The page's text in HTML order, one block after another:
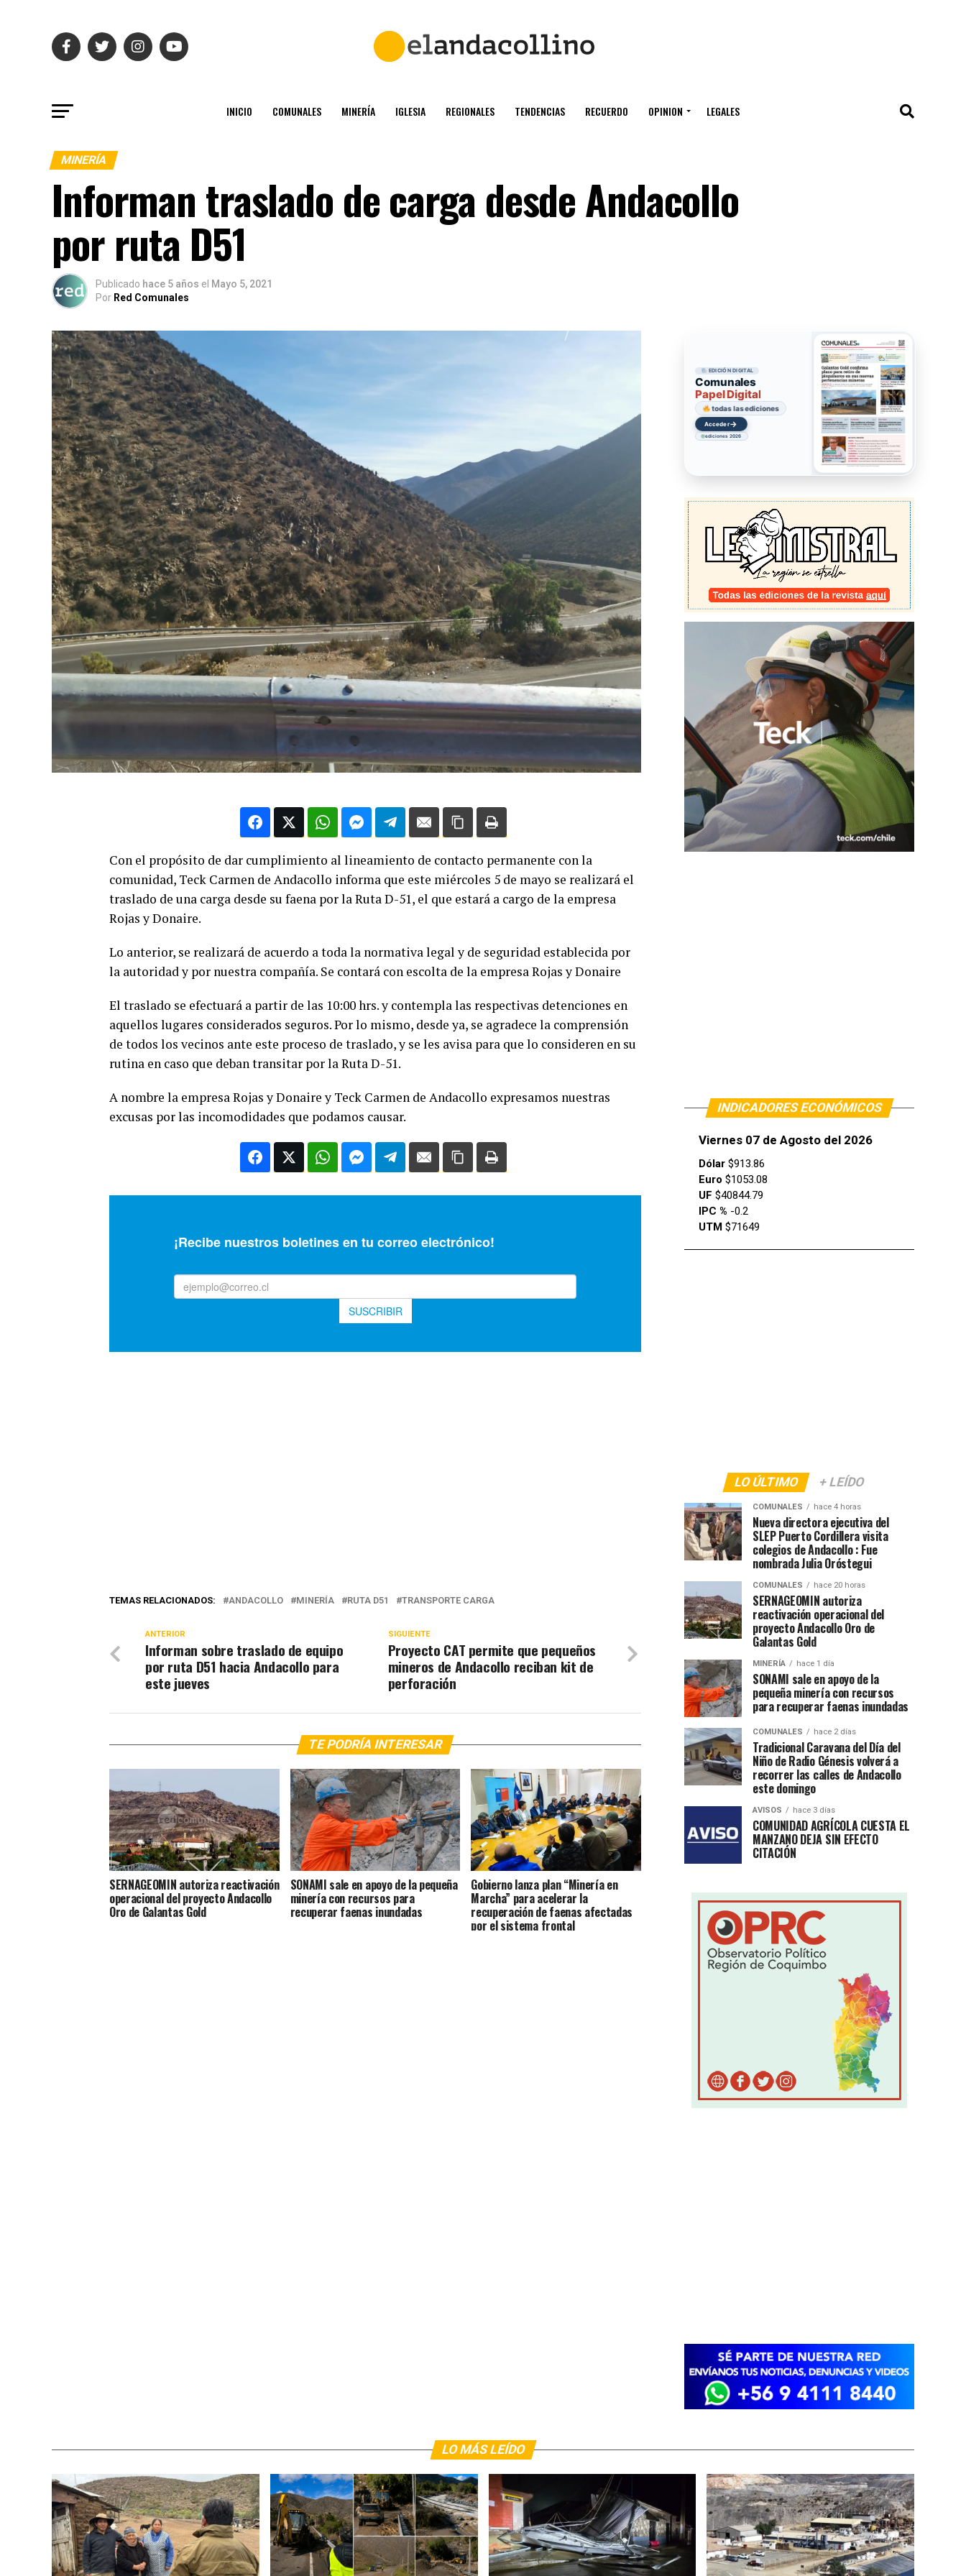
INICIO COMUNALES MINERÍA IGLESIA REGIONALES TENDENCIAS RECUERDO OPINION LEGALES
MINERÍA
Informan traslado de carga desde Andacollo
por ruta D51
Publicado hace 5 años el Mayo 5, 2021
Por Red Comunales
Con el propósito de dar cumplimiento al lineamiento de contacto permanente con la
comunidad, Teck Carmen de Andacollo informa que este miércoles 5 de mayo se realizará el
traslado de una carga desde su faena por la Ruta D-51, el que estará a cargo de la empresa
Rojas y Donaire.
Lo anterior, se realizará de acuerdo a toda la normativa legal y de seguridad establecida por
la autoridad y por nuestra compañía. Se contará con escolta de la empresa Rojas y Donaire
El traslado se efectuará a partir de las 10:00 hrs. y contempla las respectivas detenciones en
aquellos lugares considerados seguros. Por lo mismo, desde ya, se agradece la comprensión
de todos los vecinos ante este proceso de traslado, y se les avisa para que lo consideren en su
rutina en caso que deban transitar por la Ruta D-51.
A nombre la empresa Rojas y Donaire y Teck Carmen de Andacollo expresamos nuestras
excusas por las incomodidades que podamos causar.
TEMAS RELACIONADOS: ANDACOLLO MINERÍA RUTA D51 TRANSPORTE CARGA
SIGUIENTE
Proyecto CAT permite que pequeños
mineros de Andacollo reciban kit de
perforación
ANTERIOR
Informan sobre traslado de equipo
por ruta D51 hacia Andacollo para
este jueves
TE PODRÍA INTERESAR
SERNAGEOMIN autoriza reactivación
operacional del proyecto Andacollo
Oro de Galantas Gold
SONAMI sale en apoyo de la pequeña
minería con recursos para
recuperar faenas inundadas
Gobierno lanza plan “Minería en
Marcha” para acelerar la
recuperación de faenas afectadas
por el sistema frontal
EDICIÓN DIGITAL
Comunales
Papel Digital
todas las ediciones
Acceder→
ediciones 2026
INDICADORES ECONÓMICOS
Viernes 07 de Agosto del 2026
Dólar $913.86
Euro $1053.08
UF $40844.79
IPC % -0.2
UTM $71649
LO ÚLTIMO + LEÍDO
COMUNALES hace 4 horas
Nueva directora ejecutiva del
SLEP Puerto Cordillera visita
colegios de Andacollo : Fue
nombrada Julia Oróstegui
COMUNALES hace 20 horas
SERNAGEOMIN autoriza
reactivación operacional del
proyecto Andacollo Oro de
Galantas Gold
MINERÍA hace 1 día
SONAMI sale en apoyo de la
pequeña minería con recursos
para recuperar faenas inundadas
COMUNALES hace 2 días
Tradicional Caravana del Día del
Niño de Radio Génesis volverá a
recorrer las calles de Andacollo
este domingo
AVISOS hace 3 días
COMUNIDAD AGRÍCOLA CUESTA EL
MANZANO DEJA SIN EFECTO
CITACIÓN
LO MÁS LEÍDO